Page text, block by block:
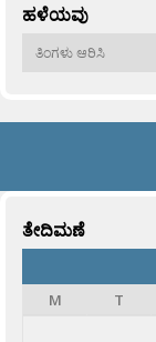
ಹಳೆಯವು
ಹಳೆಯವು
ತೇದಿಮಣೆ
M
T